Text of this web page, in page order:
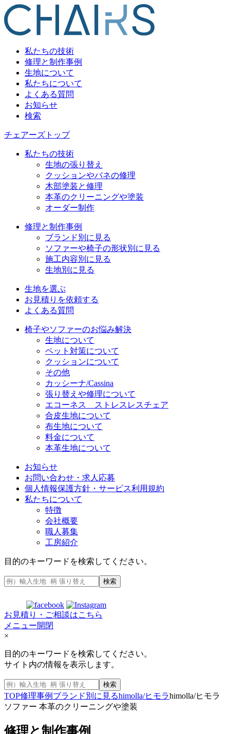
私たちの技術
修理と制作事例
生地について
私たちについて
よくある質問
お知らせ
検索
チェアーズトップ
私たちの技術
生地の張り替え
クッションやバネの修理
木部塗装と修理
本革のクリーニングや塗装
オーダー制作
修理と制作事例
ブランド別に見る
ソファーや椅子の形状別に見る
施工内容別に見る
生地別に見る
生地を選ぶ
お見積りを依頼する
よくある質問
椅子やソファーのお悩み解決
生地について
ペット対策について
クッションについて
その他
カッシーナ/Cassina
張り替えや修理について
エコーネス ストレスレスチェア
合皮生地について
布生地について
料金について
本革生地について
お知らせ
お問い合わせ・求人応募
個人情報保護方針・サービス利用規約
私たちについて
特徴
会社概要
職人募集
工房紹介
目的のキーワードを検索してください。
検索
お見積り・ご相談はこちら
メニュー開閉
×
目的のキーワードを検索してください。
サイト内の情報を表示します。
検索
TOP修理事例 ブランド別に見るhimolla/ヒモラhimolla/ヒモラ
ソファー 本革のクリーニングや塗装
修理と制作事例